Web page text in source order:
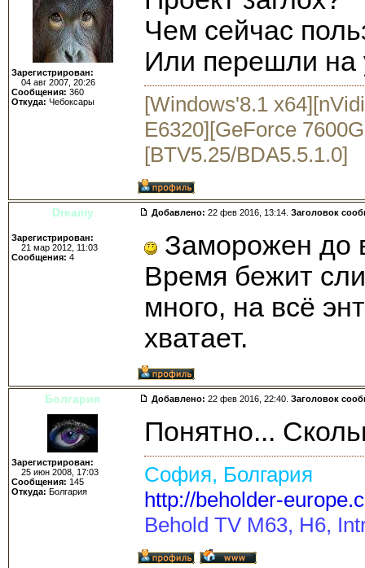
Зарегистрирован:
04 авг 2007, 20:26
Сообщения: 360
Откуда: Чебоксары
Чем сейчас
Или перешли на
[Windows'8.1
E6320][GeForce
[BTV5.25/BDA5.5.1.0]
Dreamy Добавлено: 22 фев 2016, 13:14. Заголовок
Зарегистрирован:
21 мар 2012, 11:03
Сообщения: 4
Заморожен до
Время бежит
много, на всё
хватает.
Болгария Добавлено: 22 фев 2016, 22:40. Заголовок
Зарегистрирован:
25 июн 2008, 17:03
Сообщения: 145
Откуда: Болгария
Понятно...
София, Болгария
http://beholder-
Behold TV M63, H6,